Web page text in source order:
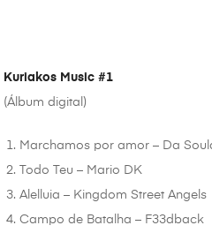
Kuriakos Music #1
(Álbum digital)
Marchamos por amor – Da
Todo Teu – Mario DK
Alelluia – Kingdom Street Angels
Campo de Batalha – F33dback